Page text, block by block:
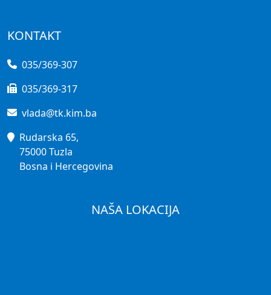
KONTAKT
035/369-307
035/369-317
vlada@tk.kim.ba
Rudarska 65,
75000 Tuzla
Bosna i Hercegovina
NAŠA LOKACIJA